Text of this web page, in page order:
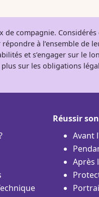
compagnie.
à l’ensemble de
et s’engager sur le
sur les obligations
Réussir
Avant
Après